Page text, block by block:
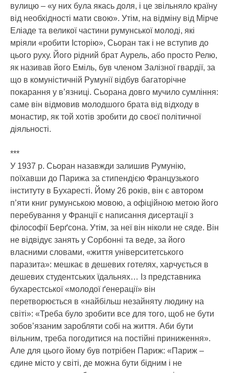
вулицю – «у них була якась доля, і це звільняло країну
від необхідності мати свою». Утім, на відміну від Мірче
Еліаде та великої частини румунської молоді, які
мріяли «робити Історію», Сьоран так і не вступив до
цього руху. Його рідний брат Аурель, або просто Релю,
як називав його Еміль, був членом Залізної гвардії, за
що в комуністичній Румунії відбув багаторічне
покарання у в’язниці. Сьорана довго мучило сумління:
саме він відмовив молодшого брата від відходу в
монастир, як той хотів зробити до своєї політичної
діяльності.
***
У 1937 р. Сьоран назавжди залишив Румунію,
поїхавши до Парижа за стипендією Французького
інституту в Бухаресті. Йому 26 років, він є автором
п’яти книг румунською мовою, а офіційною метою його
перебування у Франції є написання дисертації з
філософії Берґсона. Утім, за неї він ніколи не сяде. Він
не відвідує занять у Сорбонні та веде, за його
власними словами, «життя університетського
паразита»: мешкає в дешевих готелях, харчується в
дешевих студентських їдальнях… Із представника
бухарестської «молодої ґенерації» він
перетворюється в «найбільш незайняту людину на
світі»: «Треба було зробити все для того, щоб не бути
зобов’язаним заробляти собі на життя. Аби бути
вільним, треба погодитися на постійні приниження».
Але для цього йому був потрібен Париж: «Париж –
єдине місто у світі, де можна бути бідним і не